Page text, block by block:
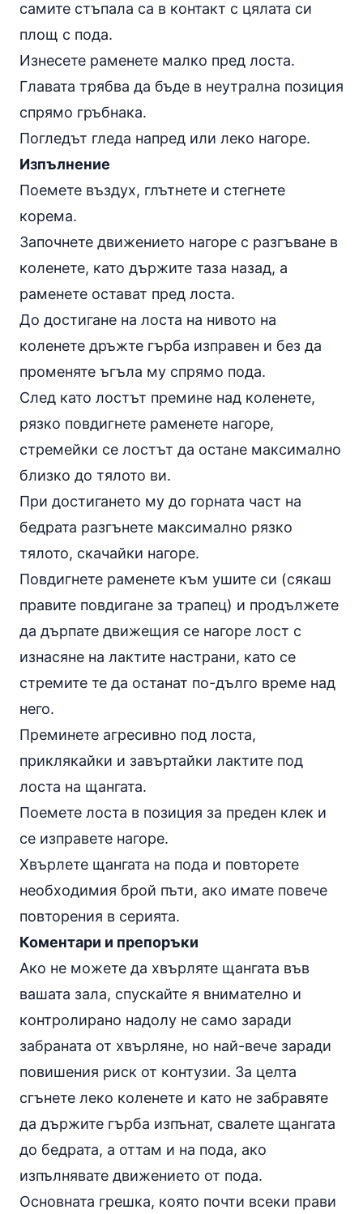
самите стъпала са в контакт с цялата си
площ с пода.
Изнесете раменете малко пред лоста.
Главата трябва да бъде в неутрална позиция
спрямо гръбнака.
Погледът гледа напред или леко нагоре.
Изпълнение
Поемете въздух, глътнете и стегнете
корема.
Започнете движението нагоре с разгъване в
коленете, като държите таза назад, а
раменете остават пред лоста.
До достигане на лоста на нивото на
коленете дръжте гърба изправен и без да
променяте ъгъла му спрямо пода.
След като лостът премине над коленете,
рязко повдигнете раменете нагоре,
стремейки се лостът да остане максимално
близко до тялото ви.
При достигането му до горната част на
бедрата разгънете максимално рязко
тялото, скачайки нагоре.
Повдигнете раменете към ушите си (сякаш
правите повдигане за трапец) и продължете
да дърпате движещия се нагоре лост с
изнасяне на лактите настрани, като се
стремите те да останат по-дълго време над
него.
Преминете агресивно под лоста,
приклякайки и завъртайки лактите под
лоста на щангата.
Поемете лоста в позиция за преден клек и
се изправете нагоре.
Хвърлете щангата на пода и повторете
необходимия брой пъти, ако имате повече
повторения в серията.
Коментари и препоръки
Ако не можете да хвърляте щангата във
вашата зала, спускайте я внимателно и
контролирано надолу не само заради
забраната от хвърляне, но най-вече заради
повишения риск от контузии. За целта
сгънете леко коленете и като не забравяте
да държите гърба изпънат, свалете щангата
до бедрата, а оттам и на пода, ако
изпълнявате движението от пода.
Основната грешка, която почти всеки прави